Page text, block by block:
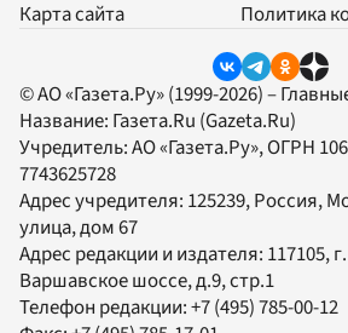
Карта сайта
Политика
© АО «Газета.Ру» (1999-2026) –
Название: Газета.Ru (Gazeta.Ru)
Учредитель:АО «Газета.Ру», ОГРН
7743625728
Адрес учредителя: 125239, Россия,
улица, дом 67
Адрес редакции и издателя: 117105, г.
Варшавское шоссе, д.9, стр.1
Телефон редакции:+7 (495) 785-00-12